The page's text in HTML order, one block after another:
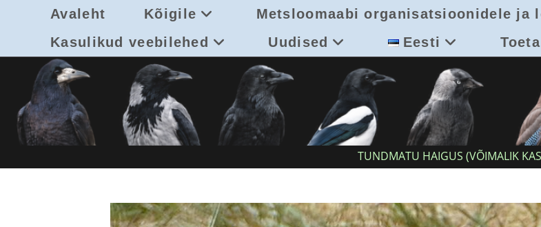
Avaleht Kõigile Metsloomaabi organisatsioonidele ja
Kasulikud veebilehed
Uudised Eesti
TUNDMATU HAIGUS (VÕIMALIK